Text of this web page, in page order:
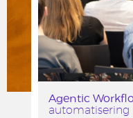
Agentic
automatisering